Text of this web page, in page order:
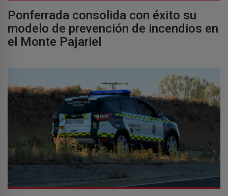
Ponferrada consolida con éxito su
modelo de prevención de incendios en
el Monte Pajariel